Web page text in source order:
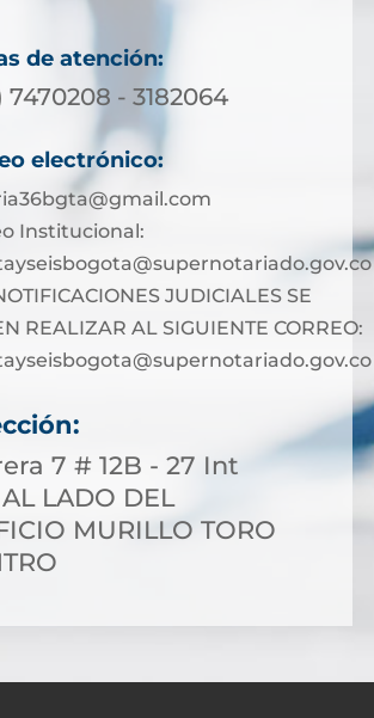
de atención:
7470208 - 3182064
electrónico:
Institucional:
JUDICIALES SE
REALIZAR AL SIGUIENTE CORREO:
7 # 12B - 27 Int
LADO DEL
MURILLO TORO